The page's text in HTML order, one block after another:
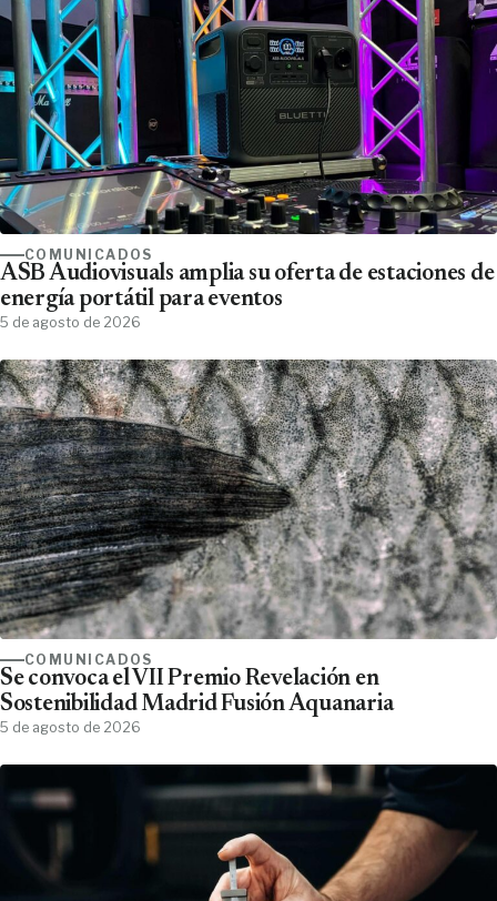
COMUNICADOS
ASB Audiovisuals amplia su oferta de estaciones de
energía portátil para eventos
5 de agosto de 2026
COMUNICADOS
Se convoca el VII Premio Revelación en
Sostenibilidad Madrid Fusión Aquanaria
5 de agosto de 2026